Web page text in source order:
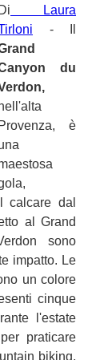
Di Laura
- Il
du
Provenza, è
calcare dal
al Grand
sono
impatto. Le
un colore
cinque
l'estate
praticare
biking,